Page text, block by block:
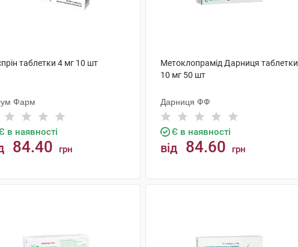
таблетки 4 мг 10 шт
Фарм
в наявності
84.40 грн
Метоклопрамід Дарниця таблетки
10 мг 50 шт
Дарниця ФФ
Є в наявності
від 84.60 грн